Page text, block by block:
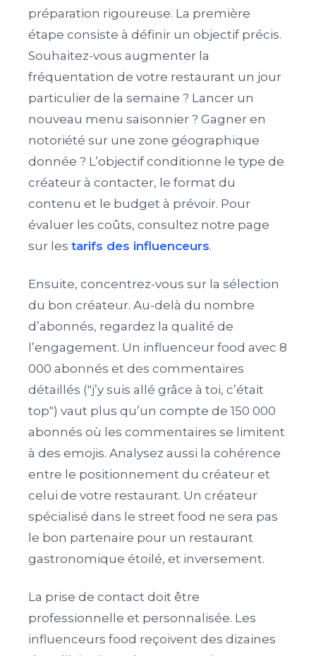
préparation rigoureuse. La première
étape consiste à définir un objectif précis.
Souhaitez-vous augmenter la
fréquentation de votre restaurant un jour
particulier de la semaine ? Lancer un
nouveau menu saisonnier ? Gagner en
notoriété sur une zone géographique
donnée ? L’objectif conditionne le type de
créateur à contacter, le format du
contenu et le budget à prévoir. Pour
évaluer les coûts, consultez notre page
sur les tarifs des influenceurs.
Ensuite, concentrez-vous sur la sélection
du bon créateur. Au-delà du nombre
d’abonnés, regardez la qualité de
l’engagement. Un influenceur food avec 8
000 abonnés et des commentaires
détaillés ("j’y suis allé grâce à toi, c’était
top") vaut plus qu’un compte de 150 000
abonnés où les commentaires se limitent
à des emojis. Analysez aussi la cohérence
entre le positionnement du créateur et
celui de votre restaurant. Un créateur
spécialisé dans le street food ne sera pas
le bon partenaire pour un restaurant
gastronomique étoilé, et inversement.
La prise de contact doit être
professionnelle et personnalisée. Les
influenceurs food reçoivent des dizaines